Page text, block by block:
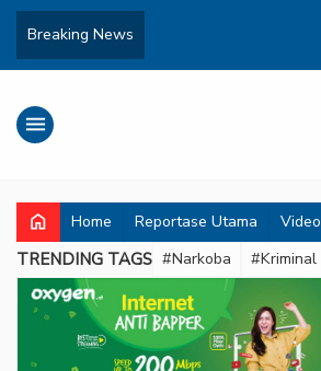
Breaking News
menu
home Home Reportase Utama Video
TRENDING TAGS #Narkoba #Kriminal